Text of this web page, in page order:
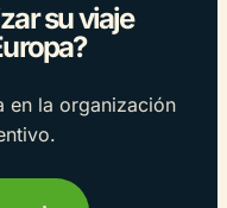
su viaje
en la organización